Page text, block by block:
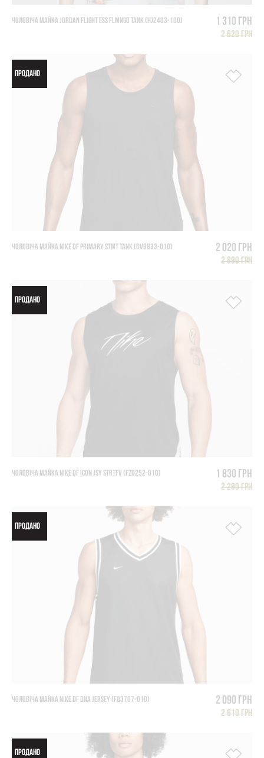
ЧОЛОВІЧА МАЙКА JORDAN FLIGHT ESS FLMNGO TANK (HJ2403-100) 1 310 грн
2 620 грн
ПРОДАНО
ЧОЛОВІЧА МАЙКА NIKE DF PRIMARY STMT TANK (DV9833-010) 2 020 грн
2 890 грн
ПРОДАНО
ЧОЛОВІЧА МАЙКА NIKE DF ICON JSY STRTFV (FZ0252-010) 1 830 грн
2 290 грн
ПРОДАНО
ЧОЛОВІЧА МАЙКА NIKE DF DNA JERSEY (FQ3707-010) 2 090 грн
2 610 грн
ПРОДАНО